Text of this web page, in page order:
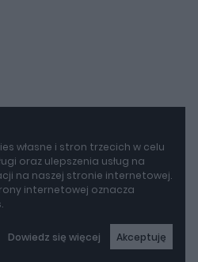
własne i stron trzecich w celu
oraz ulepszenia usług na
na naszej stronie internetowej.
internetowej oznacza
Dowiedz się więcej Akceptuję